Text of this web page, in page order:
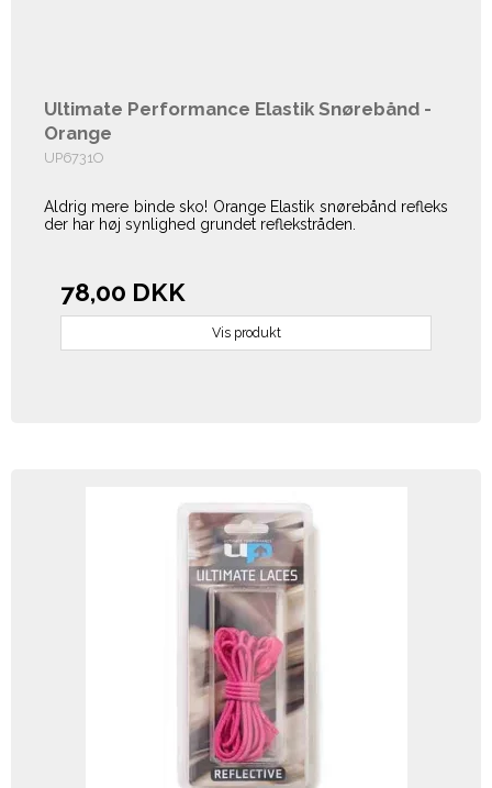
Ultimate Performance Elastik Snørebånd -
Orange
UP6731O
Aldrig mere binde sko! Orange Elastik snørebånd refleks
der har høj synlighed grundet reflekstråden.
78,00 DKK
Vis produkt